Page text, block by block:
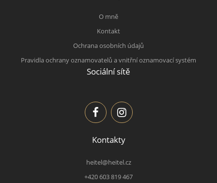
O mně
Kontakt
Ochrana osobních údajů
Pravidla ochrany oznamovatelů a vnitřní oznamovací systém
Sociální sítě
Kontakty
heitel@heitel.cz
+420 603 819 467